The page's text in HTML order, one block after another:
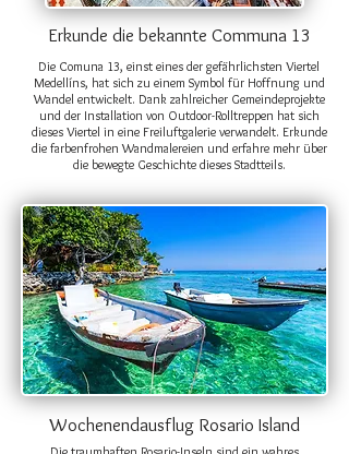
Erkunde die bekannte Communa 13
Die Comuna 13, einst eines der gefährlichsten Viertel
Medellíns, hat sich zu einem Symbol für Hoffnung und
Wandel entwickelt. Dank zahlreicher Gemeindeprojekte
und der Installation von Outdoor-Rolltreppen hat sich
dieses Viertel in eine Freiluftgalerie verwandelt. Erkunde
die farbenfrohen Wandmalereien und erfahre mehr über
die bewegte Geschichte dieses Stadtteils.
Wochenendausflug Rosario Island